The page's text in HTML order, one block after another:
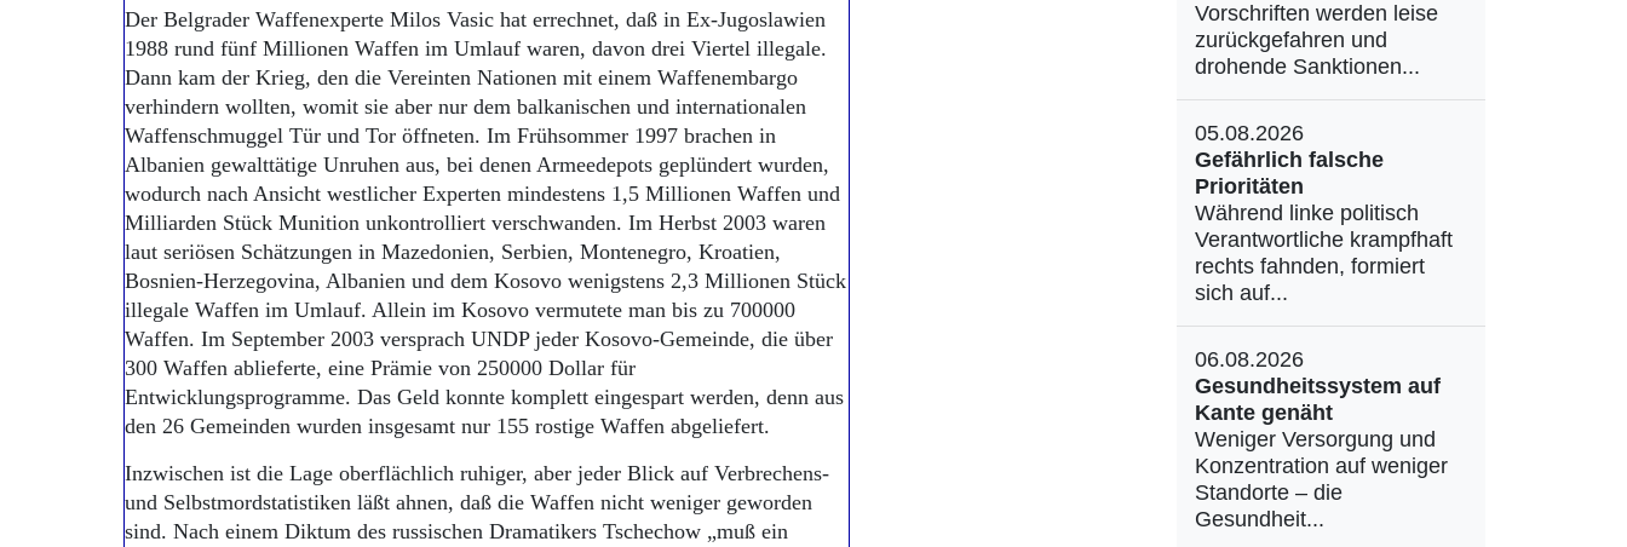
Der Belgrader Waffenexperte Milos Vasic hat errechnet, daß in Ex-Jugoslawien
1988 rund fünf Millionen Waffen im Umlauf waren, davon drei Viertel illegale.
Dann kam der Krieg, den die Vereinten Nationen mit einem Waffenembargo
verhindern wollten, womit sie aber nur dem balkanischen und internationalen
Waffenschmuggel Tür und Tor öffneten. Im Frühsommer 1997 brachen in
Albanien gewalttätige Unruhen aus, bei denen Armeedepots geplündert wurden,
wodurch nach Ansicht westlicher Experten mindestens 1,5 Millionen Waffen und
Milliarden Stück Munition unkontrolliert verschwanden. Im Herbst 2003 waren
laut seriösen Schätzungen in Mazedonien, Serbien, Montenegro, Kroatien,
Bosnien-Herzegovina, Albanien und dem Kosovo wenigstens 2,3 Millionen Stück
illegale Waffen im Umlauf. Allein im Kosovo vermutete man bis zu 700000
Waffen. Im September 2003 versprach UNDP jeder Kosovo-Gemeinde, die über
300 Waffen ablieferte, eine Prämie von 250000 Dollar für
Entwicklungsprogramme. Das Geld konnte komplett eingespart werden, denn aus
den 26 Gemeinden wurden insgesamt nur 155 rostige Waffen abgeliefert.
Inzwischen ist die Lage oberflächlich ruhiger, aber jeder Blick auf Verbrechens-
und Selbstmordstatistiken läßt ahnen, daß die Waffen nicht weniger geworden
sind. Nach einem Diktum des russischen Dramatikers Tschechow „muß ein
Vorschriften werden leise
zurückgefahren und
drohende Sanktionen...
05.08.2026
Gefährlich falsche
Prioritäten
Während linke politisch
Verantwortliche krampfhaft
rechts fahnden, formiert
sich auf...
06.08.2026
Gesundheitssystem auf
Kante genäht
Weniger Versorgung und
Konzentration auf weniger
Standorte – die
Gesundheit...